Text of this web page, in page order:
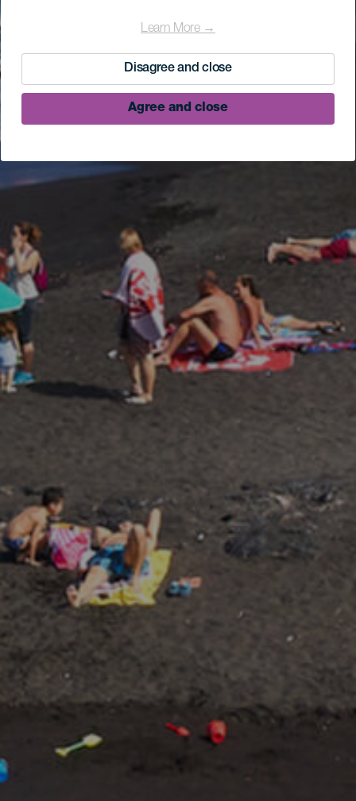
Learn More →
Disagree and close
Agree and close